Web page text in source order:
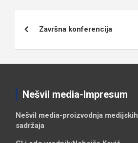
Završna konferencija
Nešvil media-Impresum
Nešvil media-proizvodnja medijskih
sadržaja